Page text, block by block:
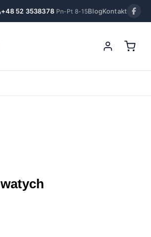
+48 52 3538378 Pn-Pt 8-15BlogKontakt